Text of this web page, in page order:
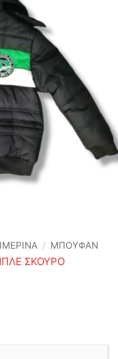
/ ΜΠΟΥΦΑΝ
ΣΚΟΥΡΟ